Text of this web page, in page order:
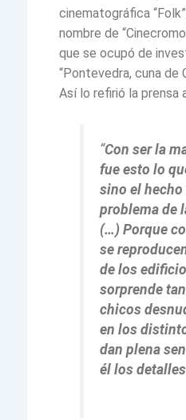
cinematográfica
nombre de
que se ocupó de
“Pontevedra, cuna de
Así lo refirió la prensa
“Con ser la
fue esto lo
sino el
problema de
(…) Porque
se
de los
sorprende
chicos
en los
dan plena
él los